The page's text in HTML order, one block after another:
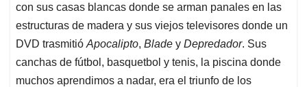
con sus casas blancas donde se arman panales en las
estructuras de madera y sus viejos televisores donde un
DVD trasmitió Apocalipto, Blade y Depredador. Sus
canchas de fútbol, basquetbol y tenis, la piscina donde
muchos aprendimos a nadar, era el triunfo de los